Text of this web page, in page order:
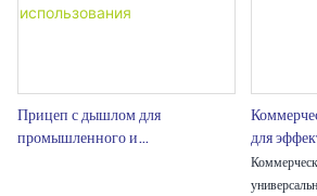
Прицеп с дышлом для
промышленного и
для